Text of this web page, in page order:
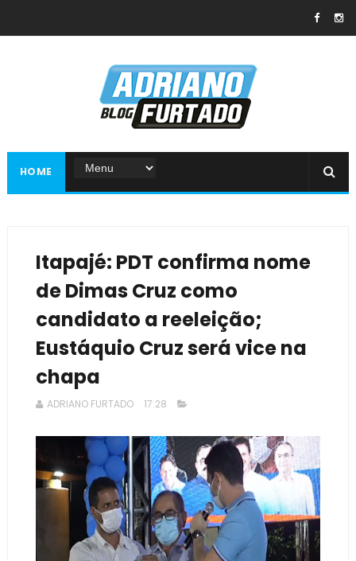
HOME
Itapajé: PDT confirma nome
de Dimas Cruz como
candidato a reeleição;
Eustáquio Cruz será vice na
chapa
ADRIANO FURTADO 17:28